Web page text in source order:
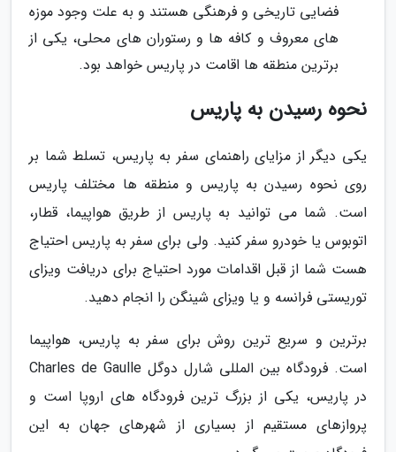
فضایی تاریخی و فرهنگی هستند و به علت وجود موزه
های معروف و کافه ها و رستوران های محلی، یکی از
برترین منطقه ها اقامت در پاریس خواهد بود.
نحوه رسیدن به پاریس
یکی دیگر از مزایای راهنمای سفر به پاریس، تسلط شما بر
روی نحوه رسیدن به پاریس و منطقه ها مختلف پاریس
است. شما می توانید به پاریس از طریق هواپیما، قطار،
اتوبوس یا خودرو سفر کنید. ولی برای سفر به پاریس احتیاج
هست شما از قبل اقدامات مورد احتیاج برای دریافت ویزای
توریستی فرانسه و یا ویزای شینگن را انجام دهید.
برترین و سریع ترین روش برای سفر به پاریس، هواپیما
است. فرودگاه بین المللی شارل دوگل Charles de Gaulle
در پاریس، یکی از بزرگ ترین فرودگاه های اروپا است و
پروازهای مستقیم از بسیاری از شهرهای جهان به این